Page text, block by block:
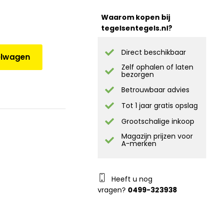
Waarom kopen bij
tegelsentegels.nl?
Direct beschikbaar
Zelf ophalen of laten
bezorgen
Betrouwbaar advies
Tot 1 jaar gratis opslag
Grootschalige inkoop
Magazijn prijzen voor
A-merken
Heeft u nog
vragen? 0499-323938